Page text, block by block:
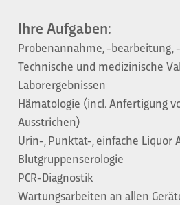
Ihre Aufgaben:
Probenannahme, -bearbeitung,
Technische und medizinische
Laborergebnissen
Hämatologie (incl. Anfertigung
Ausstrichen)
Urin-, Punktat-, einfache Liquor
Blutgruppenserologie
PCR-Diagnostik
Wartungsarbeiten an allen